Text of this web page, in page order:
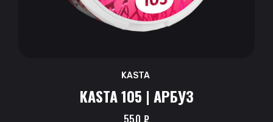
KASTA
KASTA 105 | АРБУЗ
550 ₽